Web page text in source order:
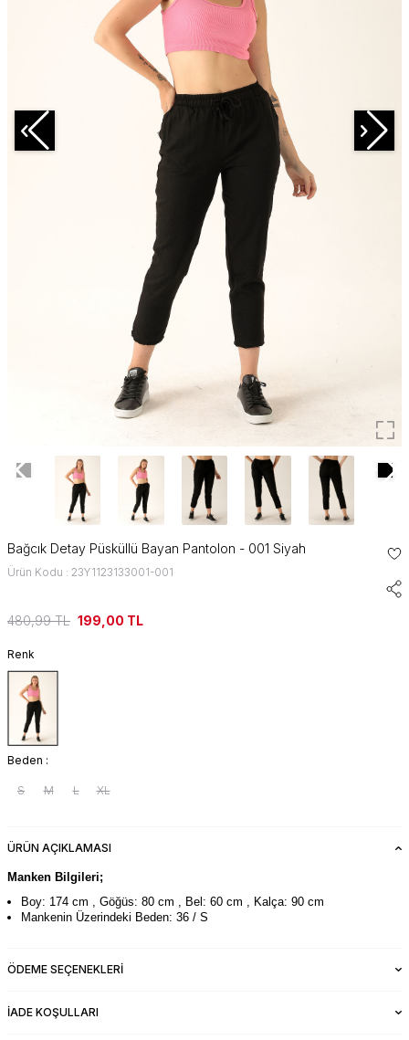
Bağcık Detay Püsküllü Bayan Pantolon - 001 Siyah
Ürün Kodu : 23Y1123133001-001
480,99TL 199,00 TL
Renk
Beden :
S M L XL
ÜRÜN AÇIKLAMASI
Manken Bilgileri;
Boy: 174 cm , Göğüs: 80 cm , Bel: 60 cm , Kalça: 90 cm
Mankenin Üzerindeki Beden: 36 / S
ÖDEME SEÇENEKLERI
İADE KOŞULLARI